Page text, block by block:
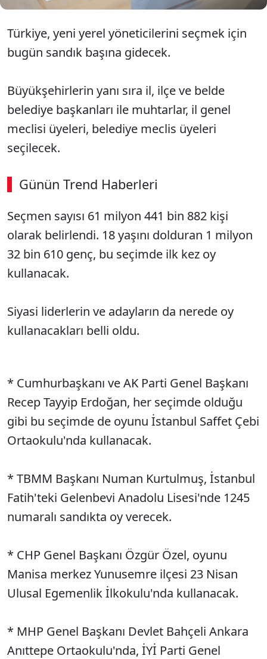
Türkiye, yeni yerel yöneticilerini seçmek için
bugün sandık başına gidecek.
Büyükşehirlerin yanı sıra il, ilçe ve belde
belediye başkanları ile muhtarlar, il genel
meclisi üyeleri, belediye meclis üyeleri
seçilecek.
Günün Trend Haberleri
00:02 / 09:08
Sesi Aç
Seçmen sayısı 61 milyon 441 bin 882 kişi
olarak belirlendi. 18 yaşını dolduran 1 milyon
32 bin 610 genç, bu seçimde ilk kez oy
kullanacak.
Siyasi liderlerin ve adayların da nerede oy
kullanacakları belli oldu.
* Cumhurbaşkanı ve AK Parti Genel Başkanı
Recep Tayyip Erdoğan, her seçimde olduğu
gibi bu seçimde de oyunu İstanbul Saffet Çebi
Ortaokulu'nda kullanacak.
* TBMM Başkanı Numan Kurtulmuş, İstanbul
Fatih'teki Gelenbevi Anadolu Lisesi'nde 1245
numaralı sandıkta oy verecek.
* CHP Genel Başkanı Özgür Özel, oyunu
Manisa merkez Yunusemre ilçesi 23 Nisan
Ulusal Egemenlik İlkokulu'nda kullanacak.
* MHP Genel Başkanı Devlet Bahçeli Ankara
Anıttepe Ortaokulu'nda, İYİ Parti Genel